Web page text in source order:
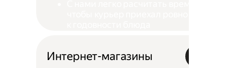
Интернет-магазины